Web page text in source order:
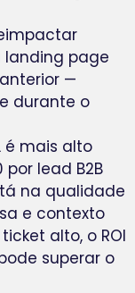
landing page
—
durante o
é mais alto
por lead B2B
na qualidade
e contexto
alto, o ROI
superar o